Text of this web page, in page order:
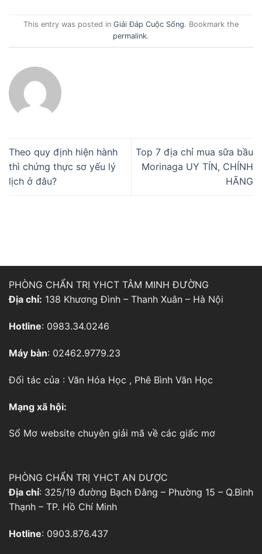
This entry was posted in Giải Đáp Cuộc Sống. Bookmark the
permalink.
Theo quy định hiện hành
thì chứng thực sơ yếu lý
lịch ở đâu?
Top 7 địa chỉ mua sữa bầu
Morinaga UY TÍN, CHÍNH
HÃNG
PHÒNG CHẨN TRỊ YHCT TÂM MINH ĐƯỜNG
Địa chỉ: 138 Khương Đình – Thanh Xuân – Hà Nội
Hotline: 0983.34.0246
Máy bàn: 02462.9779.23
Đối tác của : Văn Hóa Học , Phê Bình Văn Học
Mạng xã hội:
Sổ Mơ website chuyên giải mã về các giấc mơ
PHÒNG CHẨN TRỊ YHCT AN DƯỢC
Địa chỉ: 325/19 đường Bạch Đằng – Phường 15 – Q.Bình
Thạnh – TP. Hồ Chí Minh
Hotline: 0903.876.437